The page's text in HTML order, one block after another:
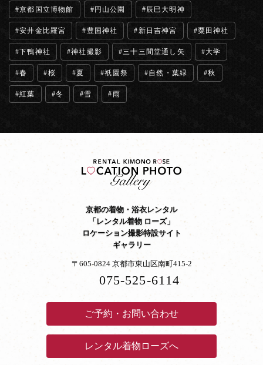
京都国立博物館 円山公園 辰巳大明神
安井金比羅宮 豊国神社 新日吉神宮 粟田神社
下鴨神社 神社撮影 三十三間堂通し矢 大学
春 桜 夏 祇園祭 自然・葉緑 秋
紅葉 冬 雪 雨
京都の着物・浴衣レンタル
「レンタル着物 ローズ」
ロケーション撮影特設サイト
ギャラリー
〒605-0824 京都市東山区南町415-2
075-525-6114
ご予約・お問い合わせ
レンタル着物ローズへ